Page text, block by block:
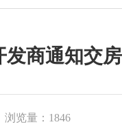
发商通知交
浏览量： 1846